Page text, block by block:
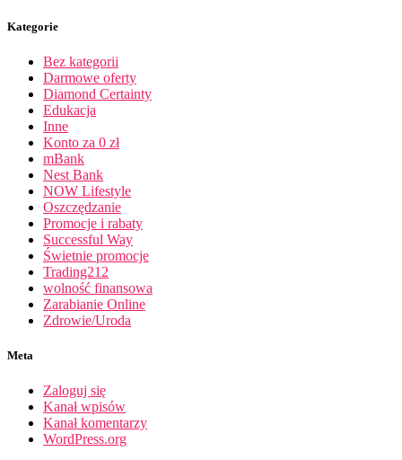
Kategorie
Bez kategorii
Darmowe oferty
Diamond Certainty
Edukacja
Inne
Konto za 0 zł
mBank
Nest Bank
NOW Lifestyle
Oszczędzanie
Promocje i rabaty
Successful Way
Świetnie promocje
Trading212
wolność finansowa
Zarabianie Online
Zdrowie/Uroda
Meta
Zaloguj się
Kanał wpisów
Kanał komentarzy
WordPress.org